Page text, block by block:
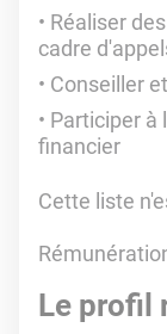
Réaliser
cadre
Conseiller
Participer à
financier
Cette liste
Le profil